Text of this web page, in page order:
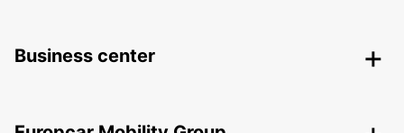
Business center